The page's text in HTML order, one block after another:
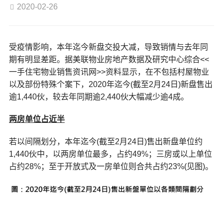
2020-02-26
受疫情影响，本年迄今新盘交投大减，导致销情与去年同
期有明显差距。据美联物业房地产数据及研究中心综合<<
一手住宅物业销售资讯网>>资料显示，在不包括村屋物业
以及部份特殊个案下，2020年迄今(截至2月24日)新盘售出
逾1,440伙，较去年同期逾2,440伙大幅减少逾4成。
两房单位占近半
若以间隔划分，本年迄今(截至2月24日)售出新盘单位约
1,440伙中，以两房单位最多，占约49%；三房或以上单位
占约28%；至于开放式及一房单位则合共占约23%(见图)。